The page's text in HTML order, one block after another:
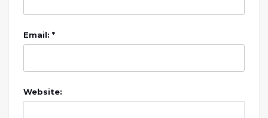
Email: *
Website: